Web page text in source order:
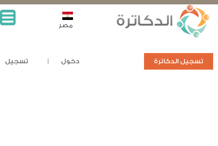
تسجيل الدكاترة دخول تسجيل
مصر